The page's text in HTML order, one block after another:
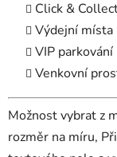
Click &
Výdejní místa
VIP parkování
Venkovní
Možnost vybrat z
rozměr na míru,